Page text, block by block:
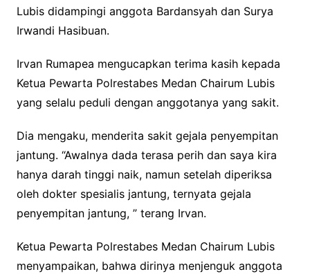
Lubis didampingi anggota Bardansyah dan Surya
Irwandi Hasibuan.
Irvan Rumapea mengucapkan terima kasih kepada
Ketua Pewarta Polrestabes Medan Chairum Lubis
yang selalu peduli dengan anggotanya yang sakit.
Dia mengaku, menderita sakit gejala penyempitan
jantung. “Awalnya dada terasa perih dan saya kira
hanya darah tinggi naik, namun setelah diperiksa
oleh dokter spesialis jantung, ternyata gejala
penyempitan jantung, ” terang Irvan.
Ketua Pewarta Polrestabes Medan Chairum Lubis
menyampaikan, bahwa dirinya menjenguk anggota